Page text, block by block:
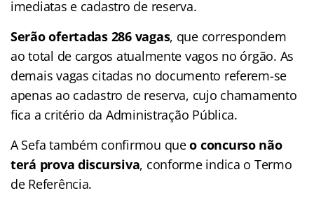
imediatas e cadastro de reserva.
Serão ofertadas 286 vagas, que correspondem
ao total de cargos atualmente vagos no órgão. As
demais vagas citadas no documento referem-se
apenas ao cadastro de reserva, cujo chamamento
fica a critério da Administração Pública.
A Sefa também confirmou queo concurso não
terá prova discursiva, conforme indica o Termo
de Referência.